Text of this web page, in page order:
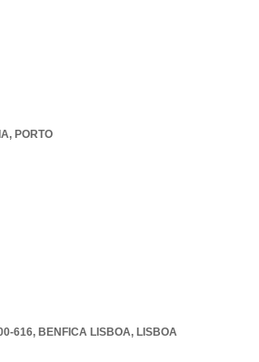
, PORTO
616, BENFICA LISBOA, LISBOA